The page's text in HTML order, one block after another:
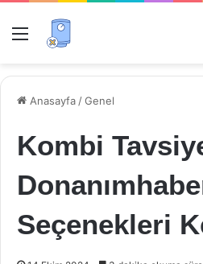
Menü
Anasayfa /Genel
Kombi
Seçenekleri